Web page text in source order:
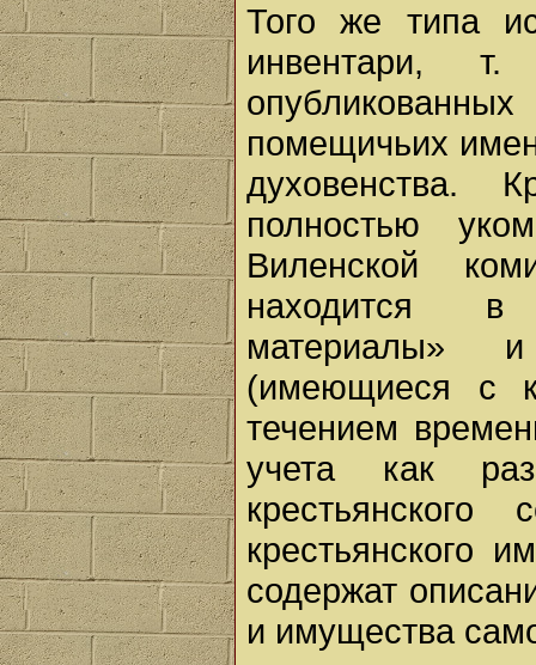
Того же типа
инвентари,
помещичьих
духовенства.
полностью
Виленской
находится в
материалы»
(имеющиеся с
течением
учета как
крестьянского
содержат
и имущества